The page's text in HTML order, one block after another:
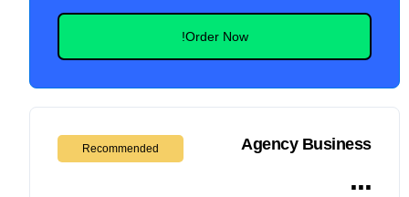
Order Now!
Agency Business
Recommended
...